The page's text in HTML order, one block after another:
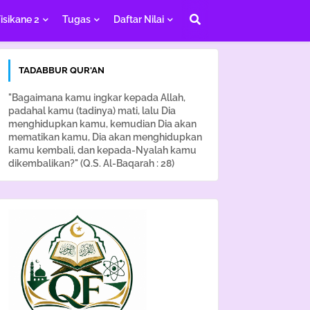
2 Tugas Daftar Nilai
TADABBUR QUR'AN
"Bagaimana kamu ingkar kepada Allah,
padahal kamu (tadinya) mati, lalu Dia
menghidupkan kamu, kemudian Dia akan
mematikan kamu, Dia akan menghidupkan
kamu kembali, dan kepada-Nyalah kamu
dikembalikan?" (Q.S. Al-Baqarah : 28)